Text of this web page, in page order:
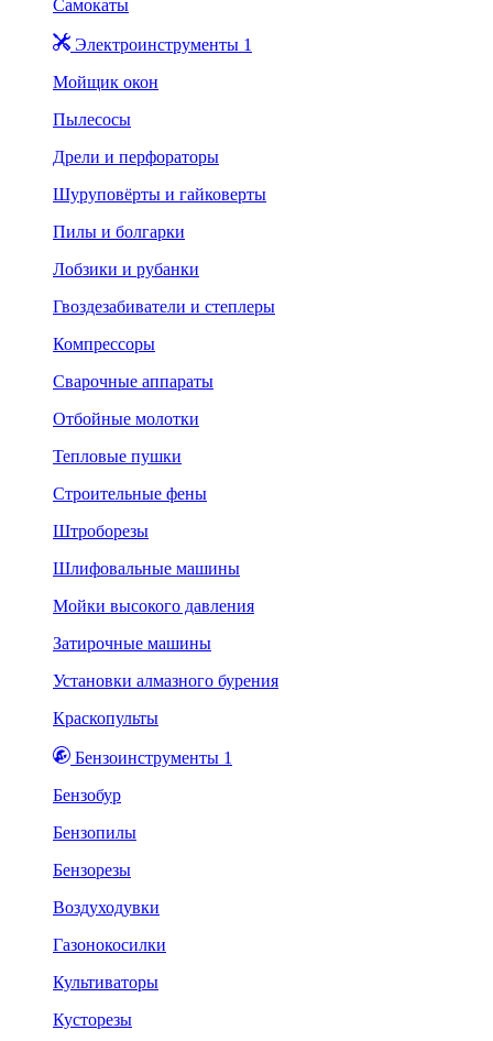
Самокаты
Электроинструменты 1
Мойщик окон
Пылесосы
Дрели и перфораторы
Шуруповёрты и гайковерты
Пилы и болгарки
Лобзики и рубанки
Гвоздезабиватели и степлеры
Компрессоры
Сварочные аппараты
Отбойные молотки
Тепловые пушки
Строительные фены
Штроборезы
Шлифовальные машины
Мойки высокого давления
Затирочные машины
Установки алмазного бурения
Краскопульты
Бензоинструменты 1
Бензобур
Бензопилы
Бензорезы
Воздуходувки
Газонокосилки
Культиваторы
Кусторезы